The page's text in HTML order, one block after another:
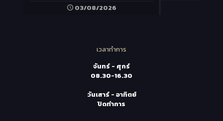
03/08/2026
เวลาทำการ
จันทร์ - ศุกร์
08.30-16.30
วันเสาร์ - อาทิตย์
ปิดทำการ